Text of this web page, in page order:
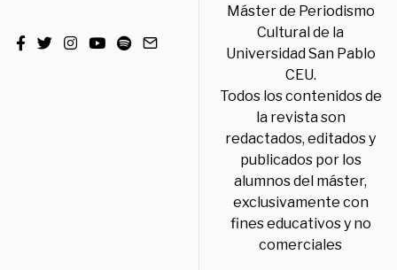
Máster de Periodismo
Cultural de la
Universidad San Pablo
CEU.
Todos los contenidos de
la revista son
redactados, editados y
publicados por los
alumnos del máster,
exclusivamente con
fines educativos y no
comerciales